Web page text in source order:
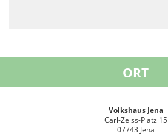
ORT
Volkshaus Jena
Carl-Zeiss-Platz 15
07743 Jena